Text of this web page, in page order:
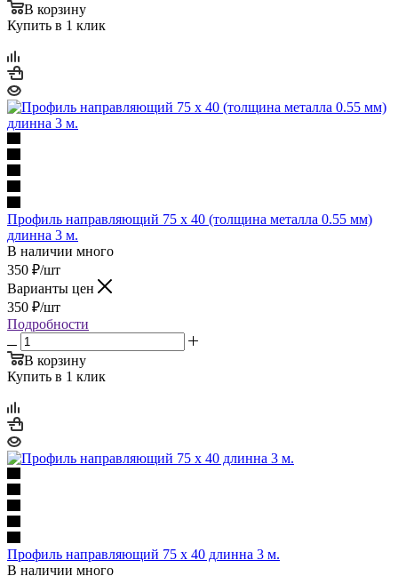
В корзину
Купить в 1 клик
Профиль направляющий 75 x 40 (толщина металла 0.55 мм)
длинна 3 м.
В наличии много
350 ₽/шт
Варианты цен
350 ₽/шт
Подробности
В корзину
Купить в 1 клик
Профиль направляющий 75 x 40 длинна 3 м.
В наличии много